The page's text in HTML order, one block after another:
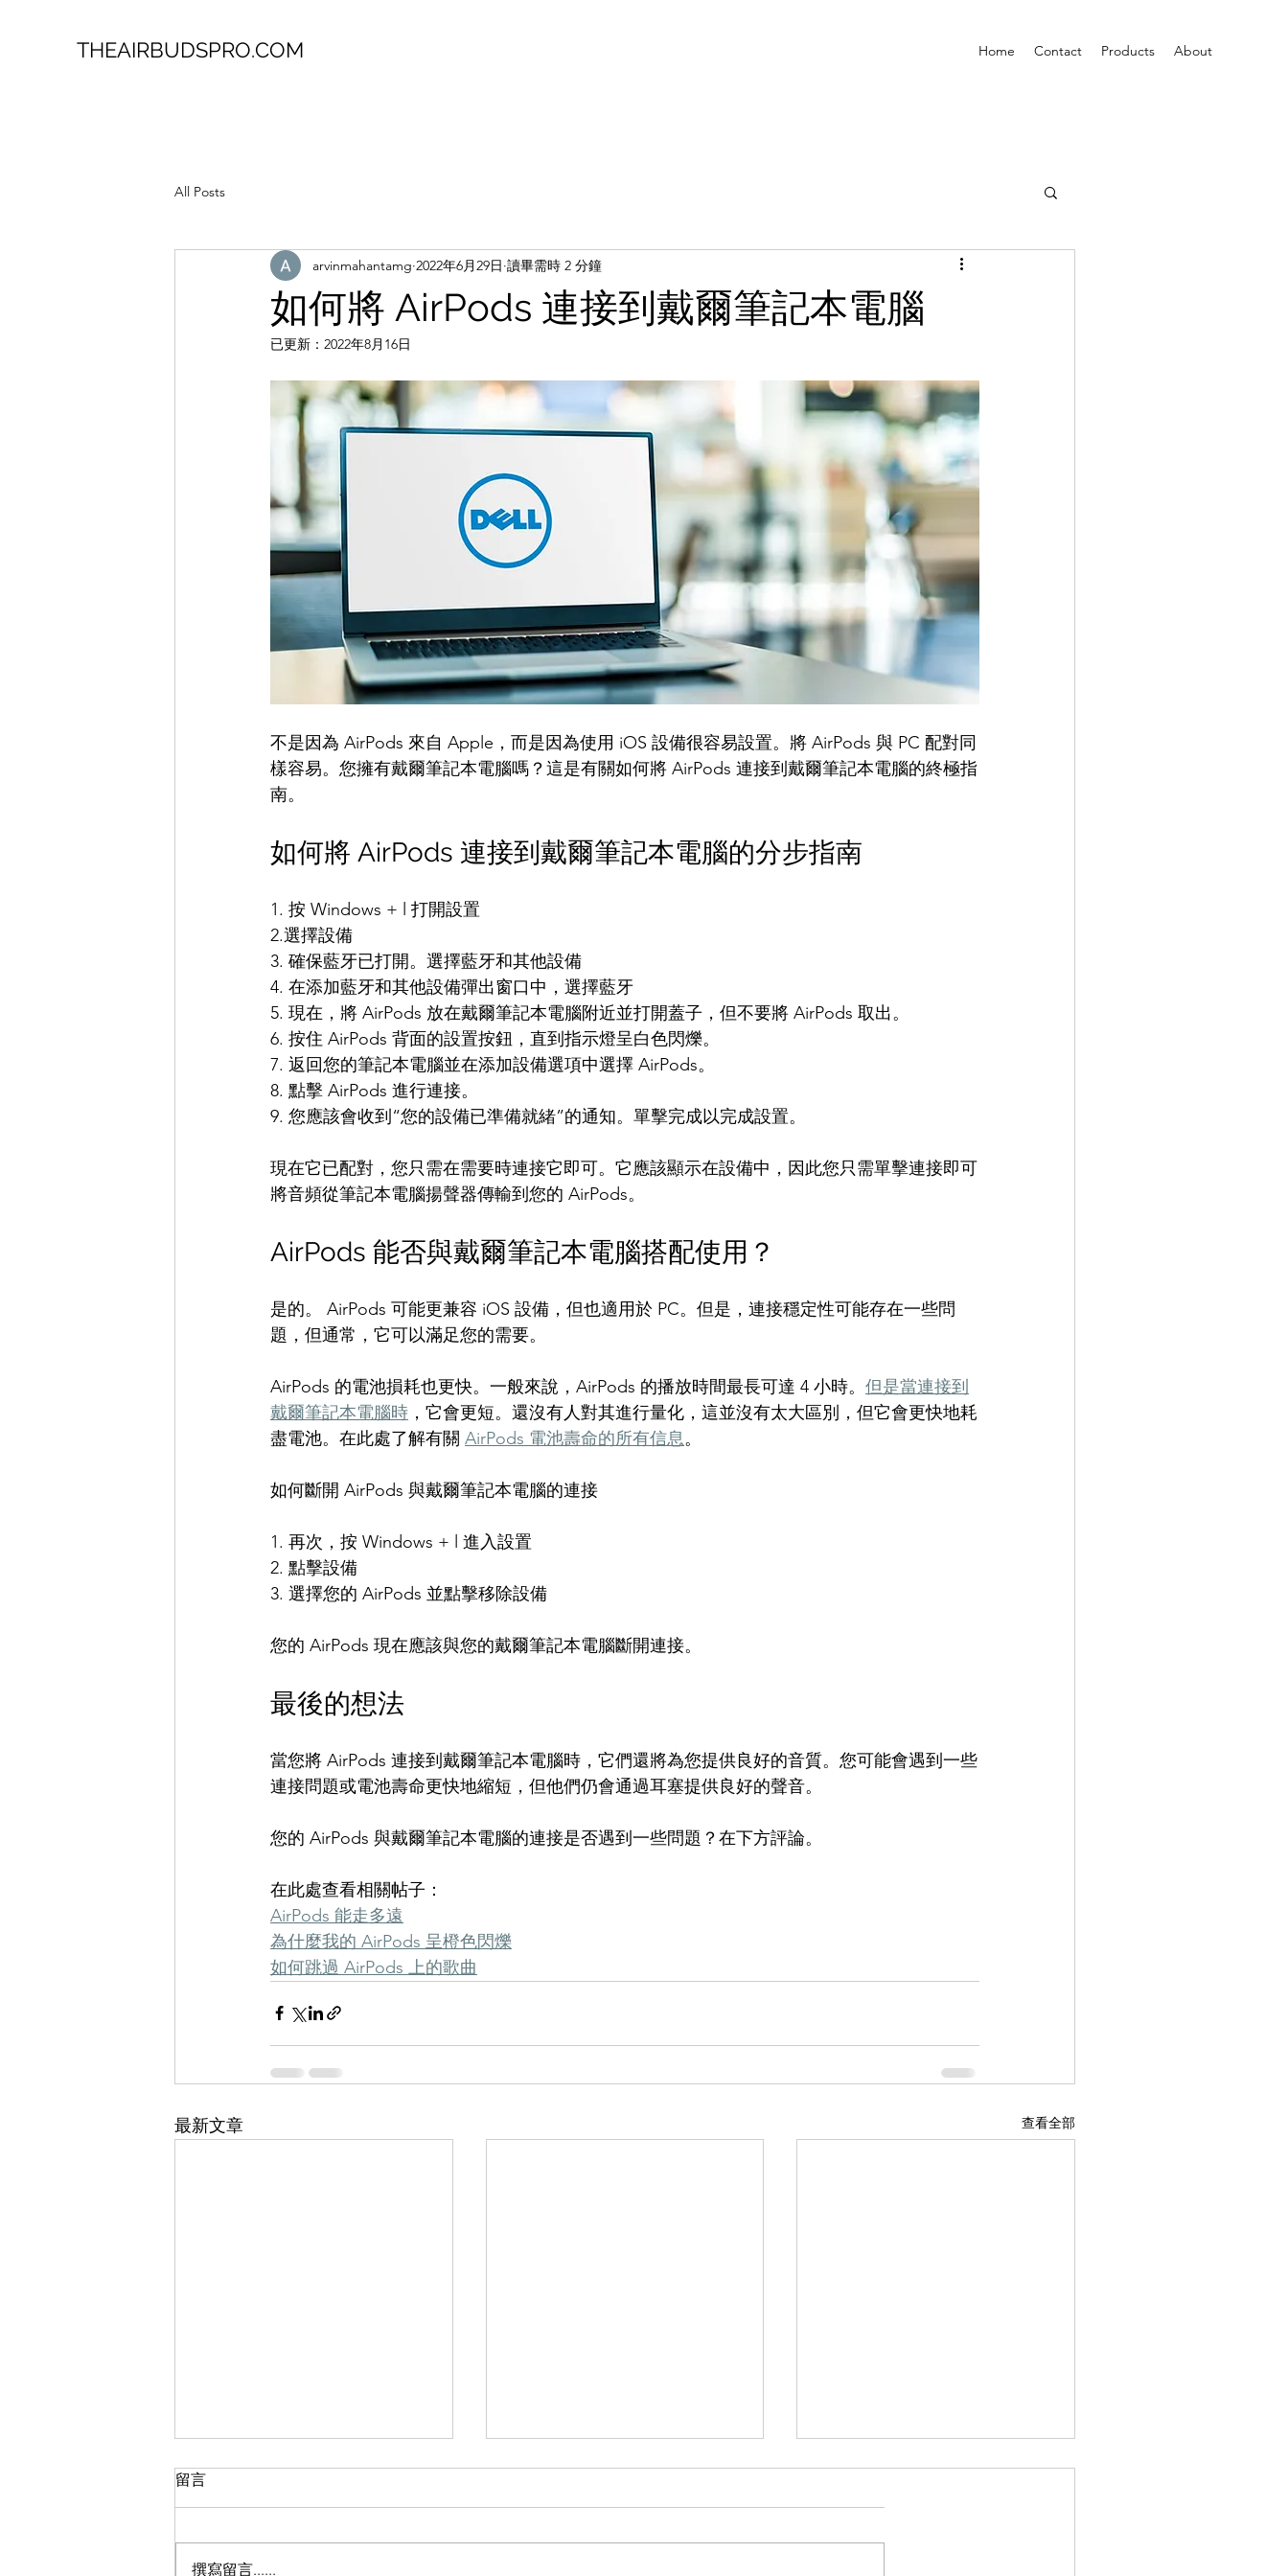
THEAIRBUDSPRO.COM Home Contact Products About
All Posts
如何將 AirPods 連接到戴爾筆記本電腦
arvinmahantamg 2022年6月29日 讀畢需時 2 分鐘
已更新： 2022年8月16日
不是因為 AirPods 來自 Apple，而是因為使用 iOS 設備很容易設置。將 AirPods 與 PC 配對同
樣容易。您擁有戴爾筆記本電腦嗎？這是有關如何將 AirPods 連接到戴爾筆記本電腦的終極指
南。
如何將 AirPods 連接到戴爾筆記本電腦的分步指南
1. 按 Windows + l 打開設置
2.選擇設備
3. 確保藍牙已打開。選擇藍牙和其他設備
4. 在添加藍牙和其他設備彈出窗口中，選擇藍牙
5. 現在，將 AirPods 放在戴爾筆記本電腦附近並打開蓋子，但不要將 AirPods 取出。
6. 按住 AirPods 背面的設置按鈕，直到指示燈呈白色閃爍。
7. 返回您的筆記本電腦並在添加設備選項中選擇 AirPods。
8. 點擊 AirPods 進行連接。
9. 您應該會收到“您的設備已準備就緒”的通知。單擊完成以完成設置。
現在它已配對，您只需在需要時連接它即可。它應該顯示在設備中，因此您只需單擊連接即可
將音頻從筆記本電腦揚聲器傳輸到您的 AirPods。
AirPods 能否與戴爾筆記本電腦搭配使用？
是的。 AirPods 可能更兼容 iOS 設備，但也適用於 PC。但是，連接穩定性可能存在一些問
題，但通常，它可以滿足您的需要。
AirPods 的電池損耗也更快。一般來說，AirPods 的播放時間最長可達 4 小時。 但是當連接到
戴爾筆記本電腦時 ，它會更短。還沒有人對其進行量化，這並沒有太大區別，但它會更快地耗
盡電池。在此處了解有關 AirPods 電池壽命的所有信息。
如何斷開 AirPods 與戴爾筆記本電腦的連接
1. 再次，按 Windows + l 進入設置
2. 點擊設備
3. 選擇您的 AirPods 並點擊移除設備
您的 AirPods 現在應該與您的戴爾筆記本電腦斷開連接。
最後的想法
當您將 AirPods 連接到戴爾筆記本電腦時，它們還將為您提供良好的音質。您可能會遇到一些
連接問題或電池壽命更快地縮短，但他們仍會通過耳塞提供良好的聲音。
您的 AirPods 與戴爾筆記本電腦的連接是否遇到一些問題？在下方評論。
在此處查看相關帖子：
AirPods 能走多遠
為什麼我的 AirPods 呈橙色閃爍
如何跳過 AirPods 上的歌曲
最新文章 查看全部
留言
撰寫留言......